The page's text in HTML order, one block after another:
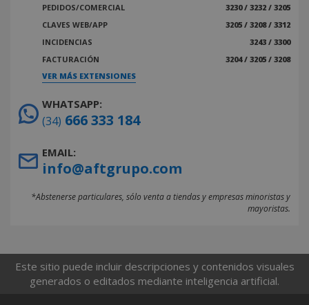
PEDIDOS/COMERCIAL
3230 / 3232 / 3205
CLAVES WEB/APP
3205 / 3208 / 3312
INCIDENCIAS
3243 / 3300
FACTURACIÓN
3204 / 3205 / 3208
VER MÁS EXTENSIONES
WHATSAPP:
(34) 666 333 184
EMAIL:
info@aftgrupo.com
*Abstenerse particulares, sólo venta a tiendas y empresas minoristas y
mayoristas.
Este sitio puede incluir descripciones y contenidos visuales
generados o editados mediante inteligencia artificial.